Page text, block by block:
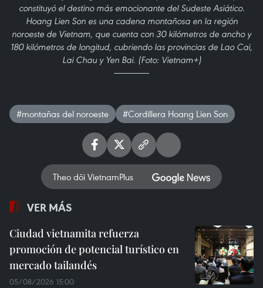
constituyó el destino más emocionante del Sudeste Asiático.
Hoang Lien Son es una cadena montañosa en la región
noroeste de Vietnam, que cuenta con 30 kilómetros de ancho y
180 kilómetros de longitud, cubriendo las provincias de Lao Cai,
Lai Chau y Yen Bai. (Foto: Vietnam+)
#montañas del noroeste #Cordillera Hoang Lien Son
Theo dõi VietnamPlus
VER MÁS
Ciudad vietnamita refuerza
promoción de potencial turístico en
mercado tailandés
05/08/2026 15:00